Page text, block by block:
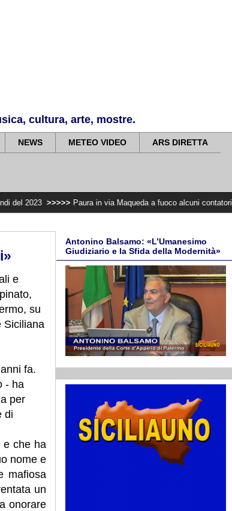
cultura, arte, mostre.
NEWS METEO VIDEO ARS DIRETTA
Paura in via Maqueda a fuoco alcuni contatori elettrici . Il
e
su
Siciliana
fa.
- ha
per
di
e che ha
nome e
mafiosa
un
onorare
Antonino Balsamo: «L’Umanesimo
Giudiziario e la Sfida della Modernità»